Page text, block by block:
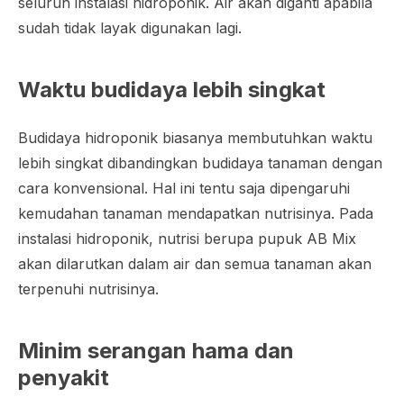
sudah tidak layak digunakan lagi.
Waktu budidaya lebih singkat
Budidaya hidroponik biasanya membutuhkan waktu
lebih singkat dibandingkan budidaya tanaman dengan
cara konvensional. Hal ini tentu saja dipengaruhi
kemudahan tanaman mendapatkan nutrisinya. Pada
instalasi hidroponik, nutrisi berupa pupuk AB Mix
akan dilarutkan dalam air dan semua tanaman akan
terpenuhi nutrisinya.
Minim serangan hama dan
penyakit